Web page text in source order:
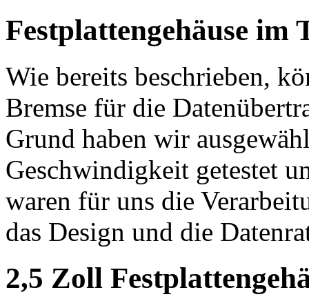
Festplattengehäuse im
Wie bereits beschrieben,
Bremse für die
Grund haben wir
Geschwindigkeit getestet
waren für uns die
das Design und die
2,5 Zoll